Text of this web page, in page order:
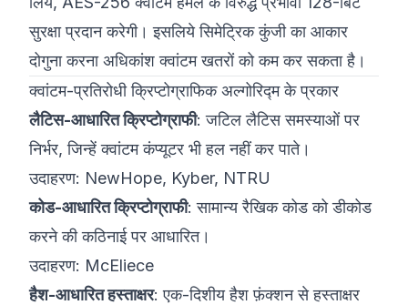
सुरक्षा प्रदान करेगी। इसलिये सिमेट्रिक कुंजी का आकार
दोगुना करना अधिकांश क्वांटम खतरों को कम कर सकता है।
क्वांटम-प्रतिरोधी क्रिप्टोग्राफिक अल्गोरिद्म के प्रकार
लैटिस-आधारित क्रिप्टोग्राफी: जटिल लैटिस समस्याओं पर
निर्भर, जिन्हें क्वांटम कंप्यूटर भी हल नहीं कर पाते।
उदाहरण: NewHope, Kyber, NTRU
कोड-आधारित क्रिप्टोग्राफी: सामान्य रैखिक कोड को डीकोड
करने की कठिनाई पर आधारित।
उदाहरण: McEliece
हैश-आधारित हस्ताक्षर: एक-दिशीय हैश फ़ंक्शन से हस्ताक्षर